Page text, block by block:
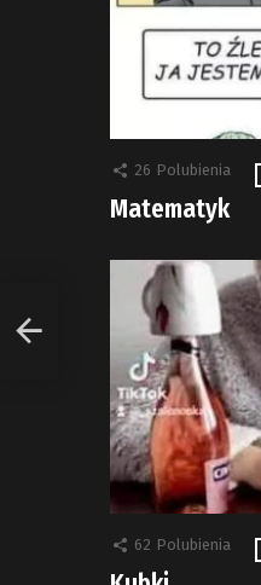
26 Polubienia
Matematyk
62 Polubienia